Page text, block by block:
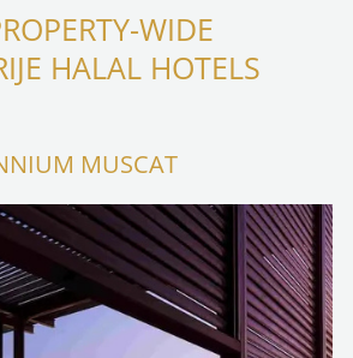
WIDE
HALAL HOTELS
MUSCAT